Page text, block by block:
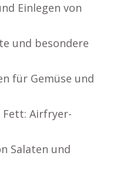
Einlegen von
und besondere
für Gemüse und
Airfryer-
Salaten und